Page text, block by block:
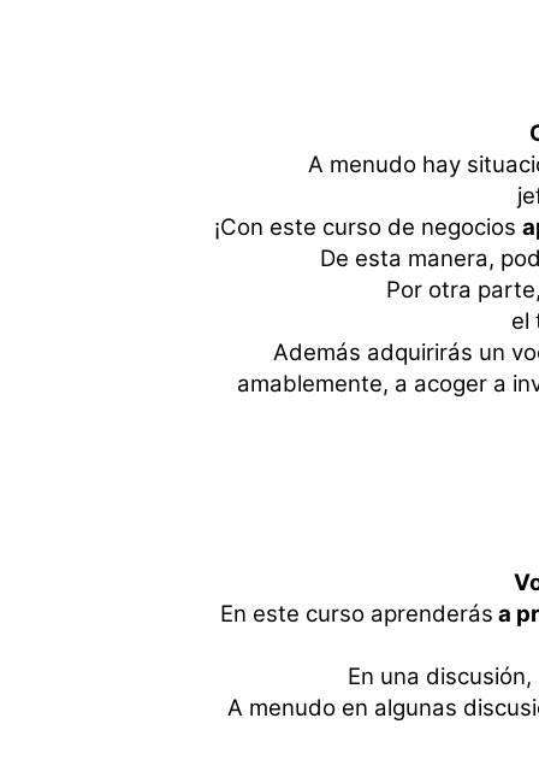
A menudo hay
¡Con este curso de negocios
De esta manera,
Por otra
el
Además adquirirás un
amablemente, a acoger a
En este curso aprenderás a
En una
A menudo en algunas